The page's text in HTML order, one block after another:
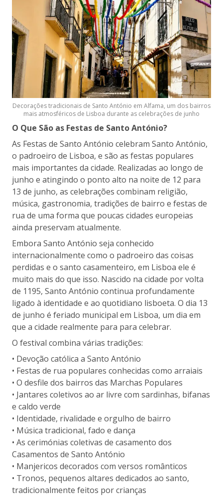
Decorações tradicionais de Santo António em Alfama, um dos bairros
mais atmosféricos de Lisboa durante as celebrações de junho
O Que São as Festas de Santo António?
As Festas de Santo António celebram Santo António,
o padroeiro de Lisboa, e são as festas populares
mais importantes da cidade. Realizadas ao longo de
junho e atingindo o ponto alto na noite de 12 para
13 de junho, as celebrações combinam religião,
música, gastronomia, tradições de bairro e festas de
rua de uma forma que poucas cidades europeias
ainda preservam atualmente.
Embora Santo António seja conhecido
internacionalmente como o padroeiro das coisas
perdidas e o santo casamenteiro, em Lisboa ele é
muito mais do que isso. Nascido na cidade por volta
de 1195, Santo António continua profundamente
ligado à identidade e ao quotidiano lisboeta. O dia 13
de junho é feriado municipal em Lisboa, um dia em
que a cidade realmente para para celebrar.
O festival combina várias tradições:
• Devoção católica a Santo António
• Festas de rua populares conhecidas como arraiais
• O desfile dos bairros das Marchas Populares
• Jantares coletivos ao ar livre com sardinhas, bifanas
e caldo verde
• Identidade, rivalidade e orgulho de bairro
• Música tradicional, fado e dança
• As cerimónias coletivas de casamento dos
Casamentos de Santo António
• Manjericos decorados com versos românticos
• Tronos, pequenos altares dedicados ao santo,
tradicionalmente feitos por crianças